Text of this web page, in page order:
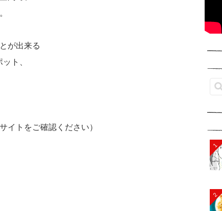
が出来る
ト、
イトをご確認ください）
1
2